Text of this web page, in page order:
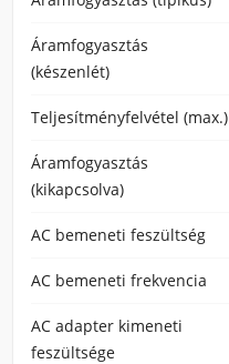
Áramfogyasztás
(készenlét)
Teljesítményfelvétel (max.)
Áramfogyasztás
(kikapcsolva)
AC bemeneti feszültség
AC bemeneti frekvencia
AC adapter kimeneti
feszültsége